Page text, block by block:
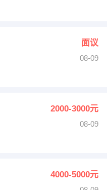
面议
08-09
2000-3000元
08-09
4000-5000元